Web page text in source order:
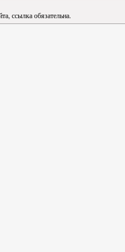
ссылка обязательна.